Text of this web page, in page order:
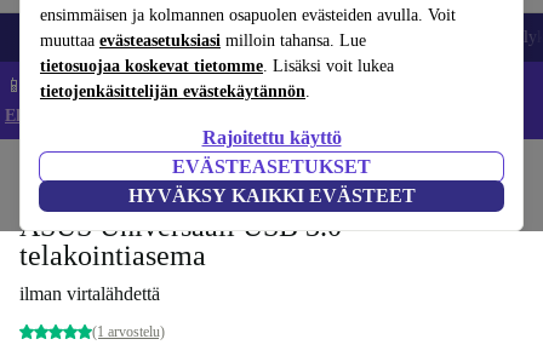
ensimmäisen ja kolmannen osapuolen evästeiden avulla. Voit
muuttaa evästeasetuksiasi milloin tahansa. Lue
tietosuojaa koskevat tietomme. Lisäksi voit lukea
tietojenkäsittelijän evästekäytännön.
Rajoitettu käyttö
EVÄSTEASETUKSET
HYVÄKSY KAIKKI EVÄSTEET
Matkapuhelimet ja älypuhelimet Kannettavat tietokoneet
📱 Säästä 5 % LISÄÄ iPhoneista – Koodi: IPHONEDEAL –
Ehdot ja säännöt
Tarvikkeet Telakointiasemat
ASUS Universaali USB 3.0 -
telakointiasema
ilman virtalähdettä
(1 arvostelu)